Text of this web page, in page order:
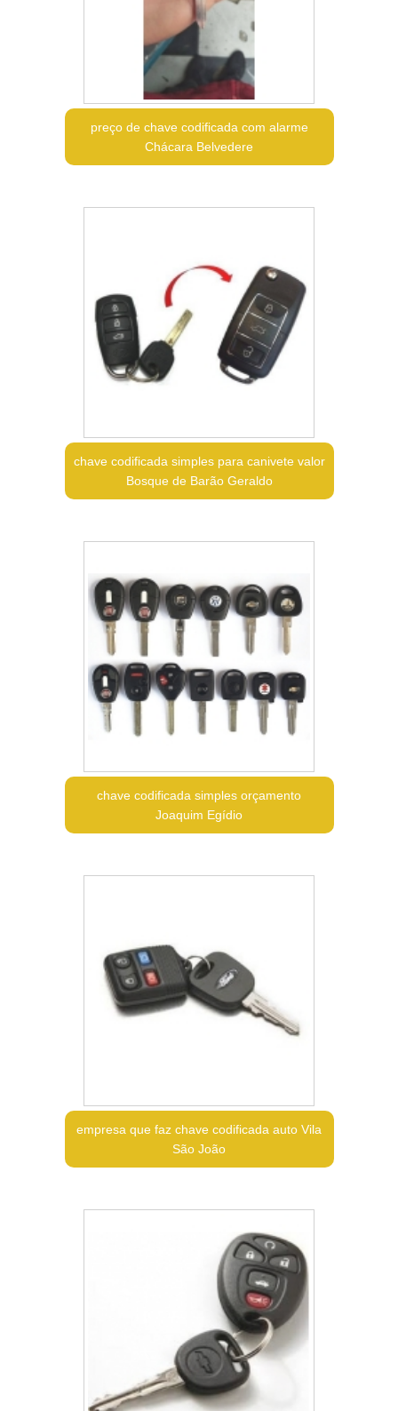
preço de chave codificada com alarme
Chácara Belvedere
chave codificada simples para canivete valor
Bosque de Barão Geraldo
chave codificada simples orçamento
Joaquim Egídio
empresa que faz chave codificada auto Vila
São João